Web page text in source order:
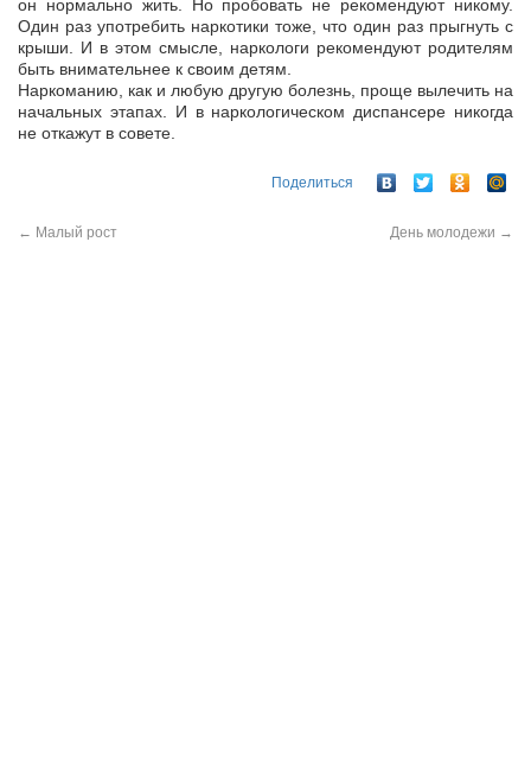
он нормально жить. Но пробовать не рекомендуют никому.
Один раз употребить наркотики тоже, что один раз прыгнуть с
крыши. И в этом смысле, наркологи рекомендуют родителям
быть внимательнее к своим детям.
Наркоманию, как и любую другую болезнь, проще вылечить на
начальных этапах. И в наркологическом диспансере никогда
не откажут в совете.
Поделиться
← Малый рост День молодежи →